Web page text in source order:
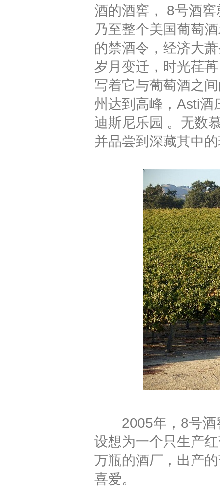
酒的酒窖， 8号酒
乃至整个美国葡萄
的禁酒令，经济大
岁月变迁，时光荏
写着它与葡萄酒之
州达到高峰，Asti酒
迪斯尼乐园 。无数
并品尝到深藏其中
2005年，8号酒
设想为一个只生产
万瓶的酒厂，出产
喜爱。